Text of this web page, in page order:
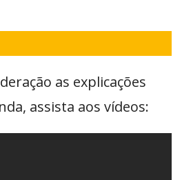
as explicações
assista aos vídeos: